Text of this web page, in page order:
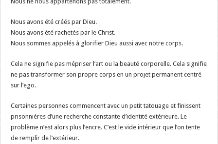
Nous avons été créés par Dieu.
Nous avons été rachetés par le Christ.
Nous sommes appelés à glorifier Dieu aussi avec notre corps.
Cela ne signifie pas mépriser l’art ou la beauté corporelle. Cela signifie
ne pas transformer son propre corps en un projet permanent centré
sur l’ego.
Certaines personnes commencent avec un petit tatouage et finissent
prisonnières d’une recherche constante d’identité extérieure. Le
problème n’est alors plus l’encre. C’est le vide intérieur que l’on tente
de remplir de l’extérieur.